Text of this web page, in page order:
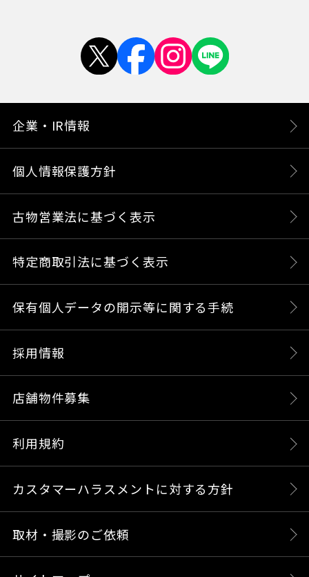
企業・IR情報
個人情報保護方針
古物営業法に基づく表示
特定商取引法に基づく表示
保有個人データの開示等に関する手続
採用情報
店舗物件募集
利用規約
カスタマーハラスメントに対する方針
取材・撮影のご依頼